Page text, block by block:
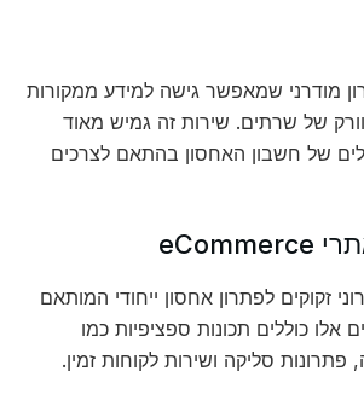
מודרני שמאפשר גישה למידע ממקורות
של שרתים. שירות זה גמיש מאוד
של חשבון האחסון בהתאם לצרכים
זקוקים לפתרון אחסון ייחודי המותאם
אלו כוללים תכונות ספציפיות כמו
סליקה ושירות לקוחות זמין.